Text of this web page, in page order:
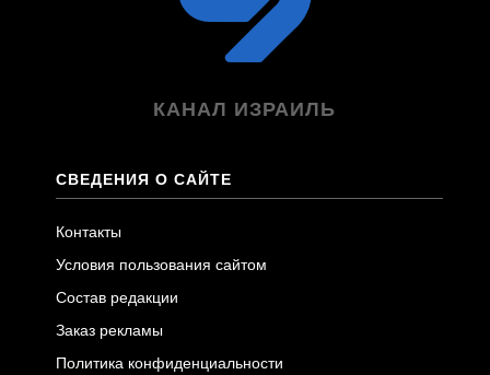
КАНАЛ ИЗРАИЛЬ
СВЕДЕНИЯ О САЙТЕ
Контакты
Условия пользования сайтом
Состав редакции
Заказ рекламы
Политика конфиденциальности